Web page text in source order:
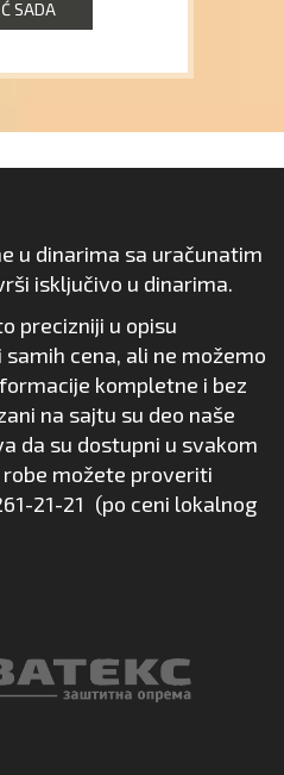
SADA
u dinarima sa uračunatim
isključivo u dinarima.
precizniji u opisu
cena, ali ne možemo
kompletne i bez
na sajtu su deo naše
da su dostupni u svakom
možete proveriti
21-21 (po ceni lokalnog